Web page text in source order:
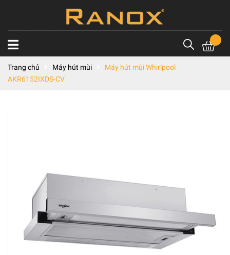
Trang chủ Máy hút mùi
Máy hút mùi Whirlpool
AKR6152IXDS-CV